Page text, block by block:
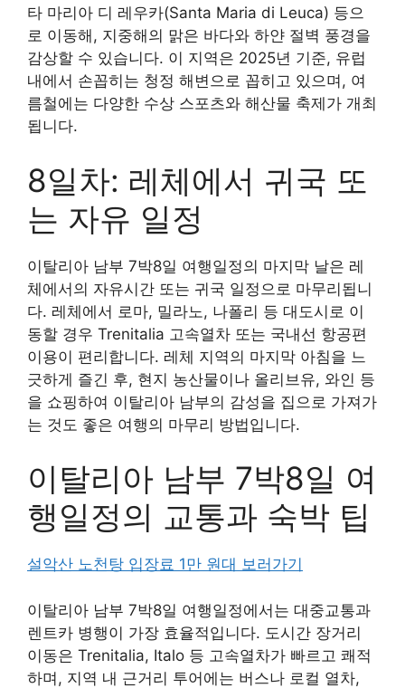
타 마리아 디 레우카(Santa Maria di Leuca) 등으
로 이동해, 지중해의 맑은 바다와 하얀 절벽 풍경을
감상할 수 있습니다. 이 지역은 2025년 기준, 유럽
내에서 손꼽히는 청정 해변으로 꼽히고 있으며, 여
름철에는 다양한 수상 스포츠와 해산물 축제가 개최
됩니다.
8일차: 레체에서 귀국 또
는 자유 일정
이탈리아 남부 7박8일 여행일정의 마지막 날은 레
체에서의 자유시간 또는 귀국 일정으로 마무리됩니
다. 레체에서 로마, 밀라노, 나폴리 등 대도시로 이
동할 경우 Trenitalia 고속열차 또는 국내선 항공편
이용이 편리합니다. 레체 지역의 마지막 아침을 느
긋하게 즐긴 후, 현지 농산물이나 올리브유, 와인 등
을 쇼핑하여 이탈리아 남부의 감성을 집으로 가져가
는 것도 좋은 여행의 마무리 방법입니다.
이탈리아 남부 7박8일 여
행일정의 교통과 숙박 팁
설악산 노천탕 입장료 1만 원대 보러가기
이탈리아 남부 7박8일 여행일정에서는 대중교통과
렌트카 병행이 가장 효율적입니다. 도시간 장거리
이동은 Trenitalia, Italo 등 고속열차가 빠르고 쾌적
하며, 지역 내 근거리 투어에는 버스나 로컬 열차,